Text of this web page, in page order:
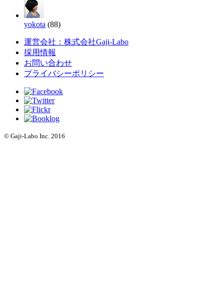
yokota (88)
運営会社：株式会社Gaji-Labo
採用情報
お問い合わせ
プライバシーポリシー
© Gaji-Labo Inc. 2016